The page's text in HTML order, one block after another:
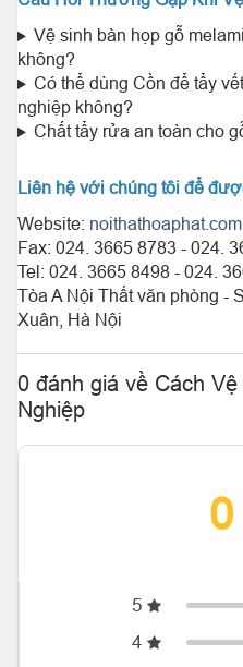
Vệ sinh bàn họp gỗ
không?
Có thể dùng Cồn để tẩy
nghiệp không?
Chất tẩy rửa an toàn cho
Liên hệ với chúng tôi để
Website: noithathoaphat.com
Fax: 024. 3665 8783 - 024.
Tel: 024. 3665 8498 - 024.
Tòa A Nội Thất văn phòng -
Xuân, Hà Nội
0 đánh giá về Cách
Nghiệp
0
5
4